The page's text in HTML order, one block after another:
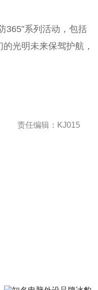
365”系列活动，包括
光明未来保驾护航，
责任编辑：KJ015